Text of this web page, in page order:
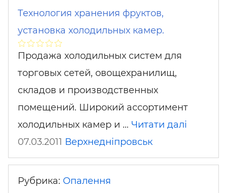
Технология хранения фруктов,
установка холодильных камер.
Продажа холодильных систем для
торговых сетей, овощехранилищ,
складов и производственных
помещений. Широкий ассортимент
холодильных камер и … Читати далі
07.03.2011 Верхнедніпровськ
Рубрика: Опалення